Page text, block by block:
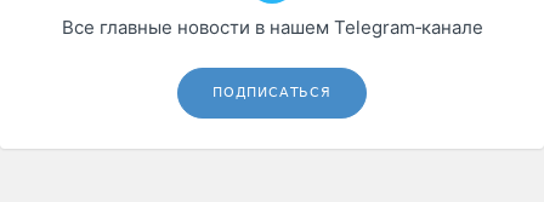
Все главные новости в нашем Telegram‑канале
ПОДПИСАТЬСЯ